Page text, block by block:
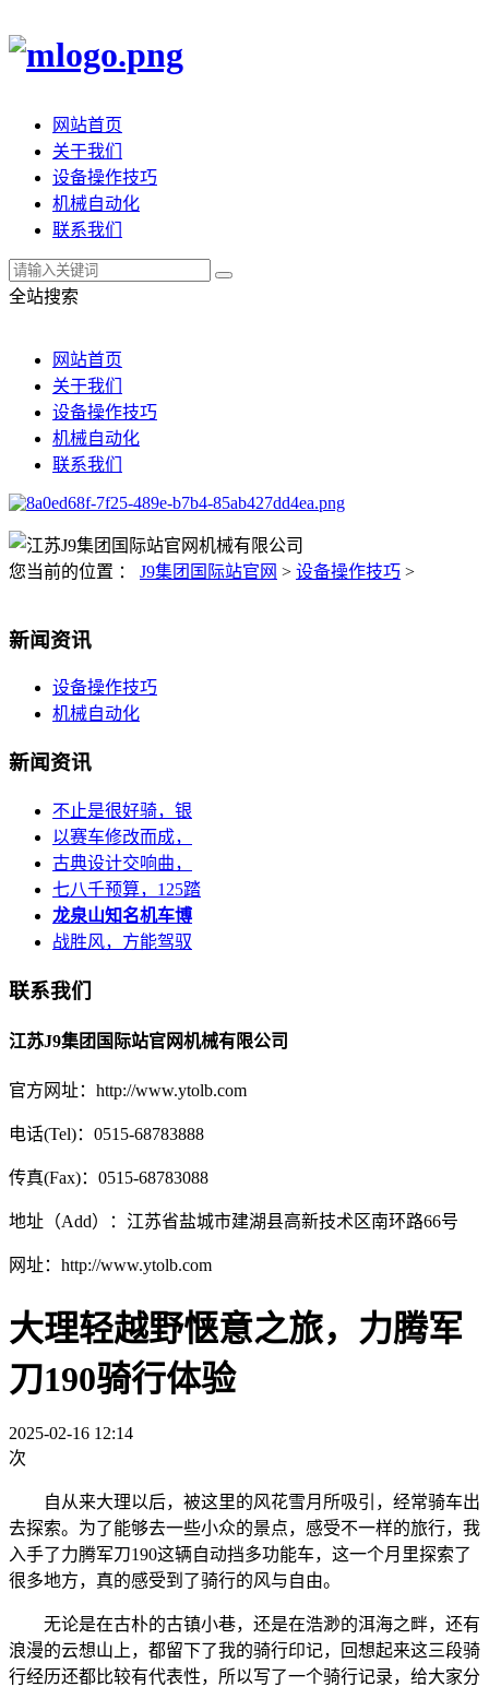
网站首页
关于我们
设备操作技巧
机械自动化
联系我们
全站搜索
网站首页
关于我们
设备操作技巧
机械自动化
联系我们
您当前的位置 ： J9集团国际站官网 > 设备操作技巧 >
新闻资讯
设备操作技巧
机械自动化
新闻资讯
不止是很好骑，银
以赛车修改而成，
古典设计交响曲，
七八千预算，125踏
龙泉山知名机车博
战胜风，方能驾驭
联系我们
江苏J9集团国际站官网机械有限公司
官方网址：http://www.ytolb.com
电话(Tel)：0515-68783888
传真(Fax)：0515-68783088
地址（Add）：江苏省盐城市建湖县高新技术区南环路66号
网址：http://www.ytolb.com
大理轻越野惬意之旅，力腾军
刀190骑行体验
2025-02-16 12:14
次
自从来大理以后，被这里的风花雪月所吸引，经常骑车出
去探索。为了能够去一些小众的景点，感受不一样的旅行，我
入手了力腾军刀190这辆自动挡多功能车，这一个月里探索了
很多地方，真的感受到了骑行的风与自由。
无论是在古朴的古镇小巷，还是在浩渺的洱海之畔，还有
浪漫的云想山上，都留下了我的骑行印记，回想起来这三段骑
行经历还都比较有代表性，所以写了一个骑行记录，给大家分